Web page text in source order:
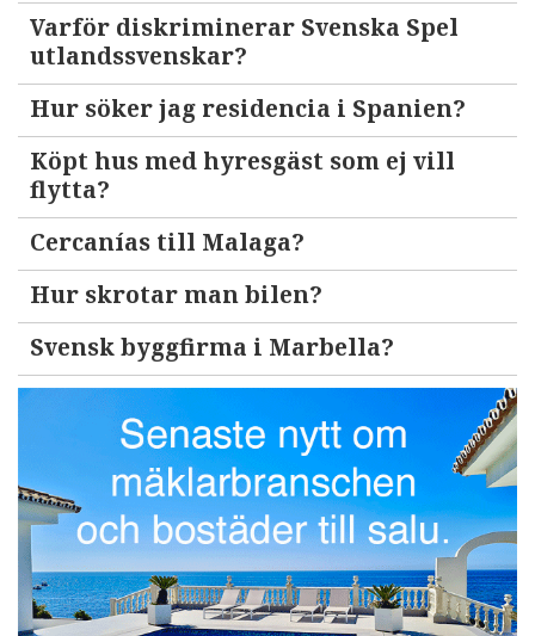
Varför diskriminerar Svenska Spel
utlandssvenskar?
Hur söker jag residencia i Spanien?
Köpt hus med hyresgäst som ej vill
flytta?
Cercanías till Malaga?
Hur skrotar man bilen?
Svensk byggfirma i Marbella?